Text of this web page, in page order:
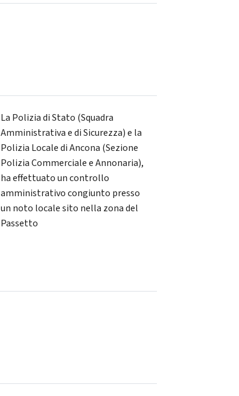
La Polizia di Stato (Squadra
Amministrativa e di Sicurezza) e la
Polizia Locale di Ancona (Sezione
Polizia Commerciale e Annonaria),
ha effettuato un controllo
amministrativo congiunto presso
un noto locale sito nella zona del
Passetto